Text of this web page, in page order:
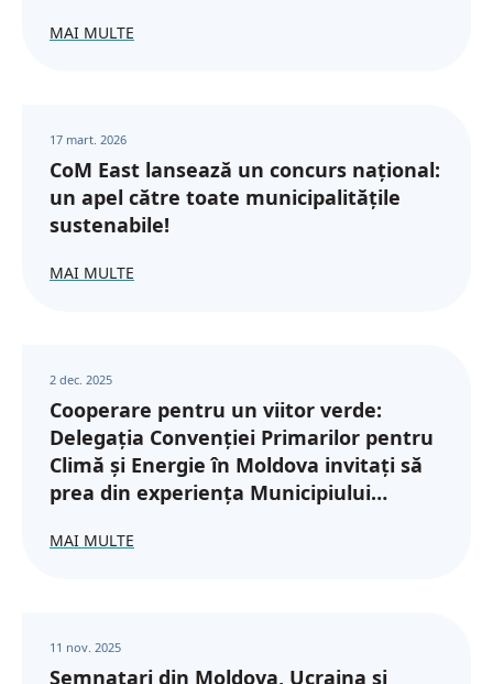
MAI MULTE
17 mart. 2026
CoM East lansează un concurs național:
un apel către toate municipalitățile
sustenabile!
MAI MULTE
2 dec. 2025
Cooperare pentru un viitor verde:
Delegația Convenției Primarilor pentru
Climă și Energie în Moldova invitați să
prea din experiența Municipiului
MAI MULTE
11 nov. 2025
Semnatari din Moldova, Ucraina și